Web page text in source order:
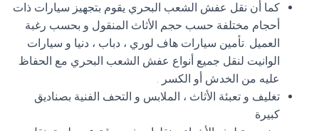
كما أن نقل عفش الشعب البحري يقوم بتجهيز سيارات ذات
أحجام مختلفة حسب حجم الأثاث المنقول و بحسب رغبة
العميل .تأمين سيارات هاف لوري ، دباب ، دنيا و سيارات
الوانيت لنقل جميع أنواع عفش الشعب البحري مع الحفاظ
عليه من الخدش أو الكسر .
تغليف و تعبئة الأثاث ، الملابس و التحف الفنية بصناديق
كبيرة